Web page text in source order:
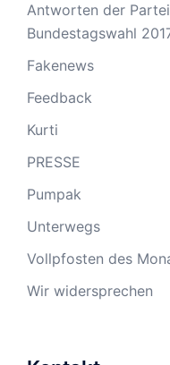
Antworten der
Bundestagswahl
Fakenews
Feedback
Kurti
PRESSE
Pumpak
Unterwegs
Vollpfosten des
Wir widersprechen